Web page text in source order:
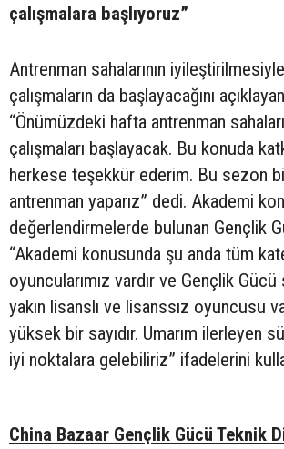
çalışmalara başlıyoruz”
Antrenman sahalarının
çalışmaların da başlayacağını
“Önümüzdeki hafta antrenman
çalışmaları başlayacak. Bu konuda
herkese teşekkür ederim. Bu sezon
antrenman yaparız” dedi. Akademi
değerlendirmelerde bulunan Gençlik
“Akademi konusunda şu anda tüm
oyuncularımız vardır ve Gençlik
yakın lisanslı ve lisanssız oyuncusu
yüksek bir sayıdır. Umarım ilerleyen
iyi noktalara gelebiliriz” ifadelerini
China Bazaar Gençlik Gücü Teknik